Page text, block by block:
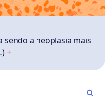
sendo a neoplasia mais
+